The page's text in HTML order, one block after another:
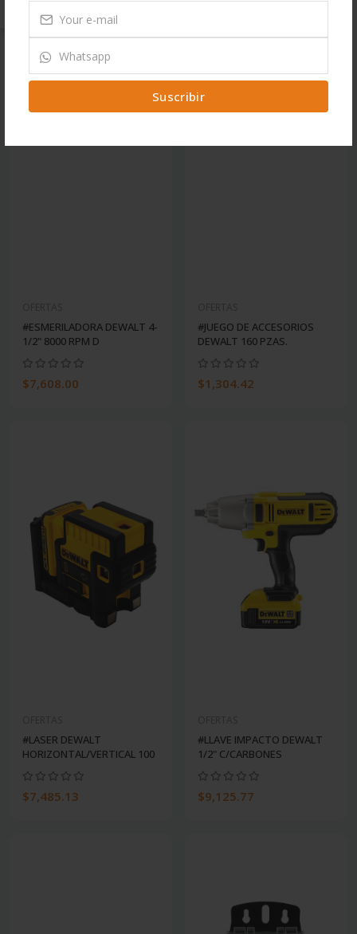
Suscribir
#ESMERILADORA DEWALT 4-
1/2" 8000 RPM D
$7,608.00
#JUEGO DE ACCESORIOS
DEWALT 160 PZAS.
$1,304.42
#LASER DEWALT
HORIZONTAL/VERTICAL 100
$7,485.13
#LLAVE IMPACTO DEWALT
1/2" C/CARBONES
$9,125.77